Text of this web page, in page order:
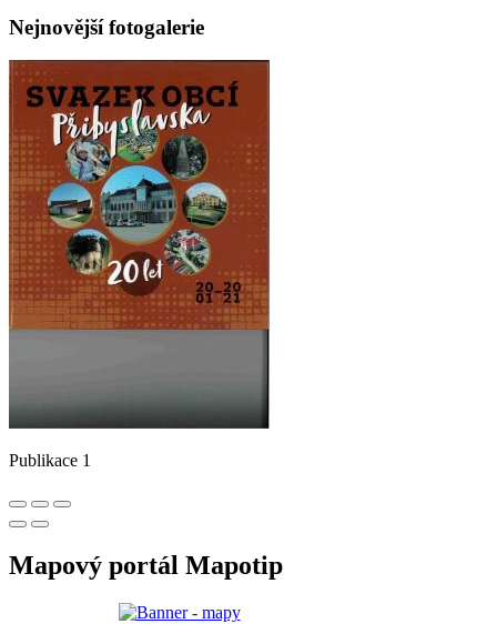
Nejnovější fotogalerie
Publikace 1
Mapový portál Mapotip